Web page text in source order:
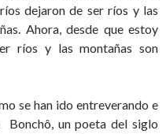
dejaron de ser ríos y las
Ahora, desde que estoy
ríos y las montañas son
se han ido entreverando e
Bonchô, un poeta del siglo